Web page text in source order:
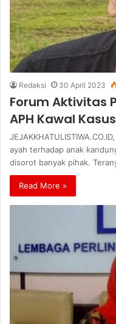
Redaksi 30 April 2023
Forum Aktivitas
APH Kawal
ayah terhadap anak
disorot banyak pihak.
Read More »